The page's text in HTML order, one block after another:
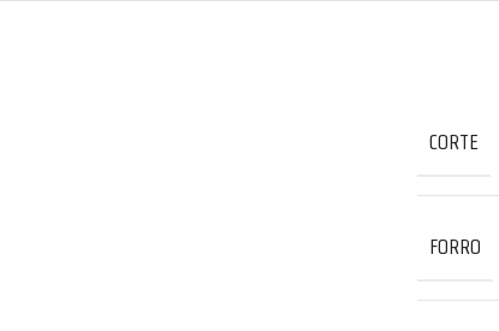
CORTE
FORRO